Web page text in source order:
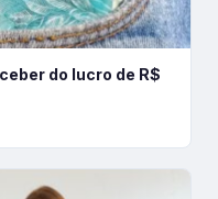
do lucro de R$